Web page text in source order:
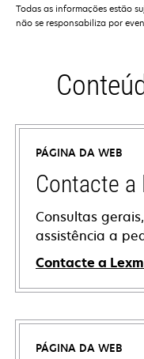
Todas as informações estão
não se responsabiliza por
PÁGINA DA WEB
Contacte a
Consultas
assistência a
Contacte a
PÁGINA DA WEB